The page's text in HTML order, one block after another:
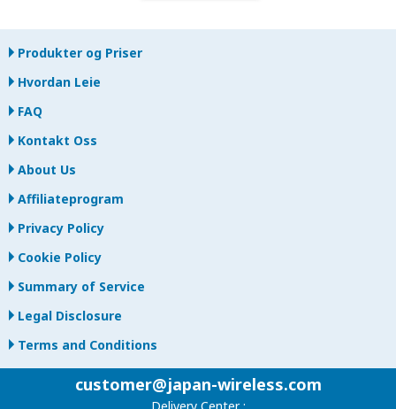
Produkter og Priser
Hvordan Leie
FAQ
Kontakt Oss
About Us
Affiliateprogram
Privacy Policy
Cookie Policy
Summary of Service
Legal Disclosure
Terms and Conditions
customer@japan-wireless.com